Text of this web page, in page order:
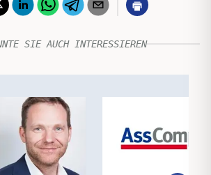
SIE AUCH INTERESSIEREN